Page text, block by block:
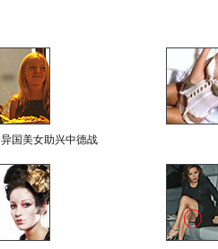
异国美女助兴中德战